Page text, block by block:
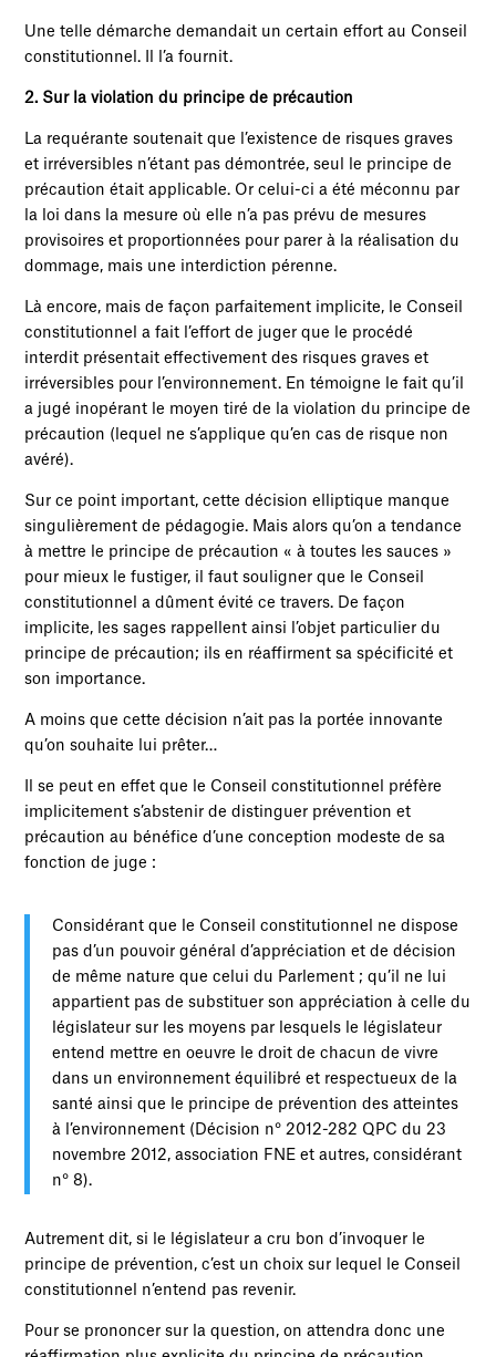
Une telle démarche demandait un certain effort au Conseil
constitutionnel. Il l’a fournit.
2. Sur la violation du principe de précaution
La requérante soutenait que l’existence de risques graves
et irréversibles n’étant pas démontrée, seul le principe de
précaution était applicable. Or celui-ci a été méconnu par
la loi dans la mesure où elle n’a pas prévu de mesures
provisoires et proportionnées pour parer à la réalisation du
dommage, mais une interdiction pérenne.
Là encore, mais de façon parfaitement implicite, le Conseil
constitutionnel a fait l’effort de juger que le procédé
interdit présentait effectivement des risques graves et
irréversibles pour l’environnement. En témoigne le fait qu’il
a jugé inopérant le moyen tiré de la violation du principe de
précaution (lequel ne s’applique qu’en cas de risque non
avéré).
Sur ce point important, cette décision elliptique manque
singulièrement de pédagogie. Mais alors qu’on a tendance
à mettre le principe de précaution « à toutes les sauces »
pour mieux le fustiger, il faut souligner que le Conseil
constitutionnel a dûment évité ce travers. De façon
implicite, les sages rappellent ainsi l’objet particulier du
principe de précaution; ils en réaffirment sa spécificité et
son importance.
A moins que cette décision n’ait pas la portée innovante
qu’on souhaite lui prêter…
Il se peut en effet que le Conseil constitutionnel préfère
implicitement s’abstenir de distinguer prévention et
précaution au bénéfice d’une conception modeste de sa
fonction de juge :
Considérant que le Conseil constitutionnel ne dispose
pas d’un pouvoir général d’appréciation et de décision
de même nature que celui du Parlement ; qu’il ne lui
appartient pas de substituer son appréciation à celle du
législateur sur les moyens par lesquels le législateur
entend mettre en oeuvre le droit de chacun de vivre
dans un environnement équilibré et respectueux de la
santé ainsi que le principe de prévention des atteintes
à l’environnement (Décision n° 2012-282 QPC du 23
novembre 2012, association FNE et autres, considérant
n° 8).
Autrement dit, si le législateur a cru bon d’invoquer le
principe de prévention, c’est un choix sur lequel le Conseil
constitutionnel n’entend pas revenir.
Pour se prononcer sur la question, on attendra donc une